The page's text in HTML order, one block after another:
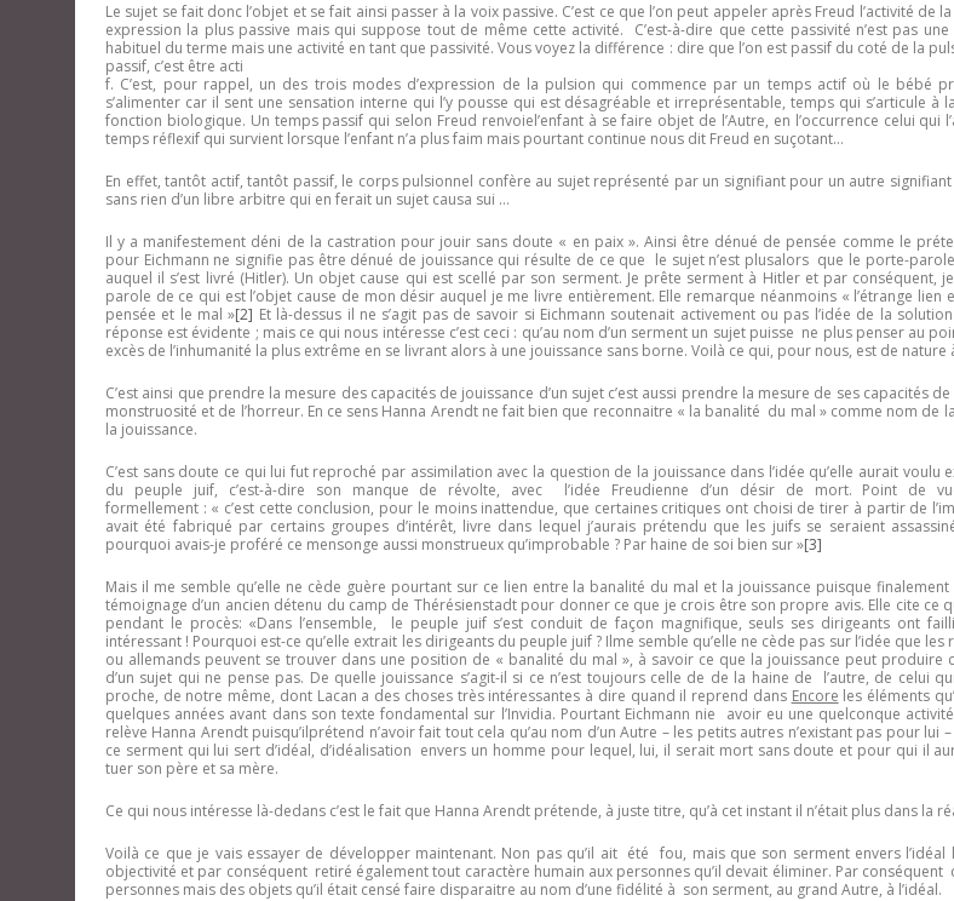
Le sujet se fait donc l’objet et se fait ainsi passer à la voix passive. C’est ce que l’on peut appeler après Freud l’activité de
expression la plus passive mais qui suppose tout de même cette activité. C’est-à-dire que cette passivité n’est pas
habituel du terme mais une activité en tant que passivité. Vous voyez la différence : dire que l’on est passif du coté de la
passif, c’est être acti
f. C’est, pour rappel, un des trois modes d’expression de la pulsion qui commence par un temps actif où le bébé
s’alimenter car il sent une sensation interne qui l’y pousse qui est désagréable et irreprésentable, temps qui s’articule à
fonction biologique. Un temps passif qui selon Freud renvoiel’enfant à se faire objet de l’Autre, en l’occurrence celui qui
temps réflexif qui survient lorsque l’enfant n’a plus faim mais pourtant continue nous dit Freud en suçotant…
En effet, tantôt actif, tantôt passif, le corps pulsionnel confère au sujet représenté par un signifiant pour un autre signifiant
sans rien d’un libre arbitre qui en ferait un sujet causa sui …
Il y a manifestement déni de la castration pour jouir sans doute « en paix ». Ainsi être dénué de pensée comme le
pour Eichmann ne signifie pas être dénué de jouissance qui résulte de ce que le sujet n’est plusalors que le porte-
auquel il s’est livré (Hitler). Un objet cause qui est scellé par son serment. Je prête serment à Hitler et par conséquent,
parole de ce qui est l’objet cause de mon désir auquel je me livre entièrement. Elle remarque néanmoins « l’étrange lien
pensée et le mal »[2] Et là-dessus il ne s’agit pas de savoir si Eichmann soutenait activement ou pas l’idée de la
réponse est évidente ; mais ce qui nous intéresse c’est ceci : qu’au nom d’un serment un sujet puisse ne plus penser au
excès de l’inhumanité la plus extrême en se livrant alors à une jouissance sans borne. Voilà ce qui, pour nous, est de nature
C’est ainsi que prendre la mesure des capacités de jouissance d’un sujet c’est aussi prendre la mesure de ses capacités
monstruosité et de l’horreur. En ce sens Hanna Arendt ne fait bien que reconnaitre « la banalité du mal » comme nom de
la jouissance.
C’est sans doute ce qui lui fut reproché par assimilation avec la question de la jouissance dans l’idée qu’elle aurait voulu
du peuple juif, c’est-à-dire son manque de révolte, avec l’idée Freudienne d’un désir de mort. Point de
formellement : « c’est cette conclusion, pour le moins inattendue, que certaines critiques ont choisi de tirer à partir de
avait été fabriqué par certains groupes d’intérêt, livre dans lequel j’aurais prétendu que les juifs se seraient
pourquoi avais-je proféré ce mensonge aussi monstrueux qu’improbable ? Par haine de soi bien sur »[3]
Mais il me semble qu’elle ne cède guère pourtant sur ce lien entre la banalité du mal et la jouissance puisque
témoignage d’un ancien détenu du camp de Thérésienstadt pour donner ce que je crois être son propre avis. Elle cite ce
pendant le procès: «Dans l’ensemble, le peuple juif s’est conduit de façon magnifique, seuls ses dirigeants ont
intéressant ! Pourquoi est-ce qu’elle extrait les dirigeants du peuple juif ? Ilme semble qu’elle ne cède pas sur l’idée que
ou allemands peuvent se trouver dans une position de « banalité du mal », à savoir ce que la jouissance peut produire
d’un sujet qui ne pense pas. De quelle jouissance s’agit-il si ce n’est toujours celle de de la haine de l’autre, de celui
proche, de notre même, dont Lacan a des choses très intéressantes à dire quand il reprend dans Encore les éléments
quelques années avant dans son texte fondamental sur l’Invidia. Pourtant Eichmann nie avoir eu une quelconque
relève Hanna Arendt puisqu’ilprétend n’avoir fait tout cela qu’au nom d’un Autre – les petits autres n’existant pas pour lui
ce serment qui lui sert d’idéal, d’idéalisation envers un homme pour lequel, lui, il serait mort sans doute et pour qui il
tuer son père et sa mère.
Ce qui nous intéresse là-dedans c’est le fait que Hanna Arendt prétende, à juste titre, qu’à cet instant il n’était plus dans la
Voilà ce que je vais essayer de développer maintenant. Non pas qu’il ait été fou, mais que son serment envers
objectivité et par conséquent retiré également tout caractère humain aux personnes qu’il devait éliminer. Par conséquent
personnes mais des objets qu’il était censé faire disparaitre au nom d’une fidélité à son serment, au grand Autre, à l’idéal.